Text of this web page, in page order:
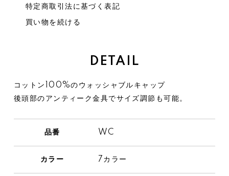
特定商取引法に基づく表記
買い物を続ける
DETAIL
コットン100%のウォッシャブルキャップ
後頭部のアンティーク金具でサイズ調節も可能。
品番 WC
カラー 7カラー